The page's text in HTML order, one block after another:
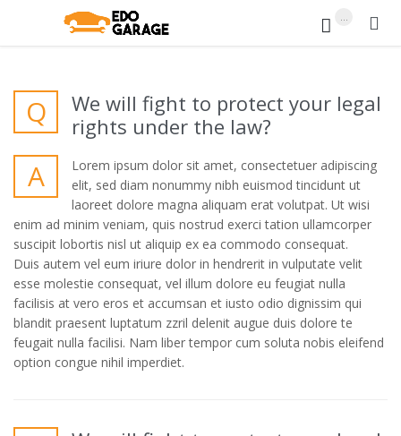
 ... 
Q
We will fight to protect your legal
rights under the law?
A
Lorem ipsum dolor sit amet, consectetuer adipiscing
elit, sed diam nonummy nibh euismod tincidunt ut
laoreet dolore magna aliquam erat volutpat. Ut wisi
enim ad minim veniam, quis nostrud exerci tation ullamcorper
suscipit lobortis nisl ut aliquip ex ea commodo consequat.
Duis autem vel eum iriure dolor in hendrerit in vulputate velit
esse molestie consequat, vel illum dolore eu feugiat nulla
facilisis at vero eros et accumsan et iusto odio dignissim qui
blandit praesent luptatum zzril delenit augue duis dolore te
feugait nulla facilisi. Nam liber tempor cum soluta nobis eleifend
option congue nihil imperdiet.